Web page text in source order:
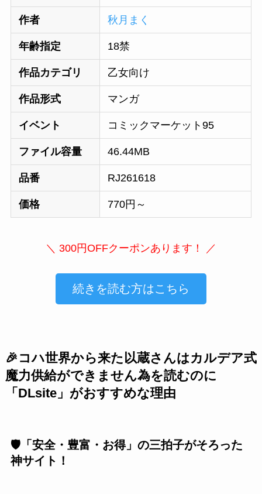
作者 秋月まく
年齢指定 18禁
作品カテゴリ 乙女向け
作品形式 マンガ
イベント コミックマーケット95
ファイル容量 46.44MB
品番 RJ261618
価格 770円～
＼ 300円OFFクーポンあります！ ／
続きを読む方はこちら
🎉コハ世界から来た以蔵さんはカルデア式
魔力供給ができません為を読むのに
「DLsite」がおすすめな理由
🛡️「安全・豊富・お得」の三拍子がそろった
神サイト！